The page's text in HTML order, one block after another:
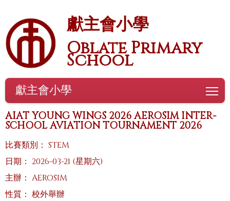
獻主會小學
Oblate Primary
School
獻主會小學
AIAT YOUNG WINGS 2026 AEROSIM INTER-
SCHOOL AVIATION TOURNAMENT 2026
比賽類別： STEM
日期： 2026-03-21 (星期六)
主辦： AEROSIM
性質： 校外舉辦